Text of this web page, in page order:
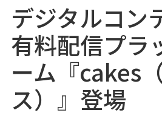
デジタルコン
有料配信プラ
ーム『cakes
ス）』登場